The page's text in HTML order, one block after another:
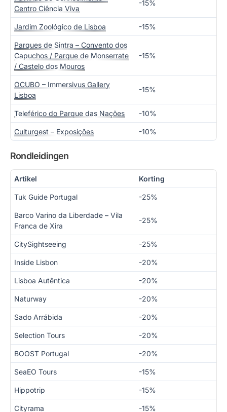
Centro Ciência Viva
-15%
Jardim Zoológico de Lisboa -15%
Parques de Sintra – Convento dos
Capuchos / Parque de Monserrate
/ Castelo dos Mouros
-15%
OCUBO – Immersivus Gallery
Lisboa
-15%
Teleférico do Parque das Nações -10%
Culturgest – Exposições -10%
Rondleidingen
Artikel Korting
Tuk Guide Portugal -25%
Barco Varino da Liberdade – Vila
Franca de Xira
-25%
CitySightseeing -25%
Inside Lisbon -20%
Lisboa Autêntica -20%
Naturway -20%
Sado Arrábida -20%
Selection Tours -20%
BOOST Portugal -20%
SeaEO Tours -15%
Hippotrip -15%
Cityrama -15%